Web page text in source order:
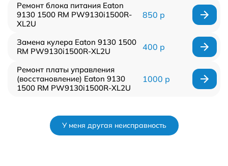
Ремонт блока питания Eaton
9130 1500 RM PW9130i1500R-
XL2U
850 р
Замена кулера Eaton 9130 1500
RM PW9130i1500R-XL2U
400 р
Ремонт платы управления
(восстановление) Eaton 9130
1500 RM PW9130i1500R-XL2U
1000 р
У меня другая неисправность